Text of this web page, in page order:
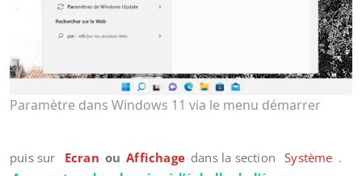
Paramètre dans Windows 11 via le menu démarrer
puis sur Ecran ou Affichage dans la section Système .